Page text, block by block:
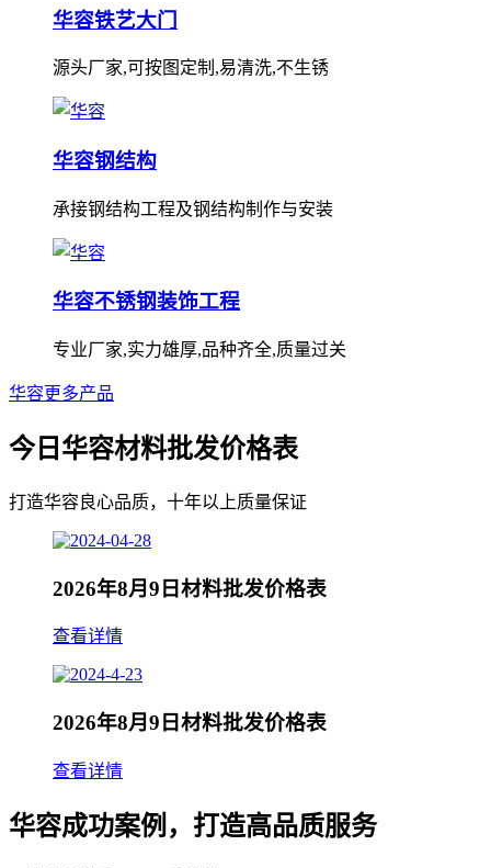
华容铁艺大门
源头厂家,可按图定制,易清洗,不生锈
华容钢结构
承接钢结构工程及钢结构制作与安装
华容不锈钢装饰工程
专业厂家,实力雄厚,品种齐全,质量过关
华容更多产品
今日华容材料批发价格表
打造华容良心品质，十年以上质量保证
2026年8月9日材料批发价格表
查看详情
2026年8月9日材料批发价格表
查看详情
华容成功案例，打造高品质服务